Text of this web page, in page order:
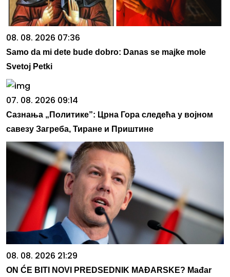
08. 08. 2026 07:36
Samo da mi dete bude dobro: Danas se majke mole
Svetoj Petki
07. 08. 2026 09:14
Сазнања „Политике”: Црна Гора следећа у војном
савезу Загреба, Тиране и Приштине
08. 08. 2026 21:29
ON ĆE BITI NOVI PREDSEDNIK MAĐARSKE? Mađar